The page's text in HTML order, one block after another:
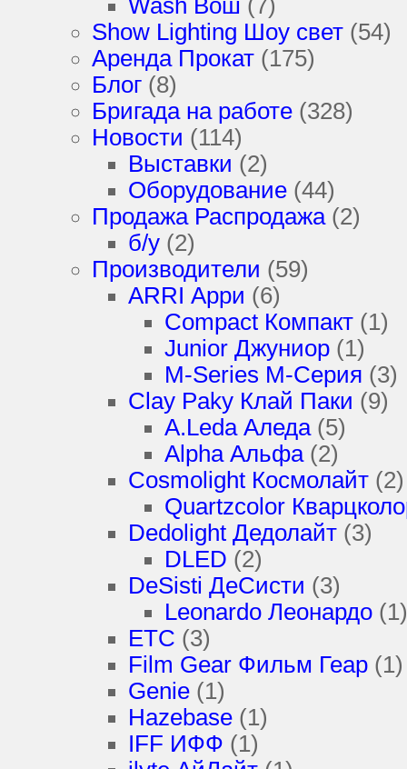
Wash Вош (7)
Show Lighting Шоу свет (54)
Аренда Прокат (175)
Блог (8)
Бригада на работе (328)
Новости (114)
Выставки (2)
Оборудование (44)
Продажа Распродажа(2)
б/у (2)
Производители (59)
ARRI Арри (6)
Compact Компакт (1)
Junior Джуниор (1)
M-Series М-Серия (3)
Clay Paky Клай Паки (9)
A.Leda Аледа(5)
Alpha Альфа(2)
Cosmolight Космолайт (2)
Quartzcolor
Dedolight Дедолайт (3)
DLED (2)
DeSisti ДеСисти (3)
Leonardo Леонардо (1)
ETC (3)
Film Gear Фильм Геар (1)
Genie (1)
Hazebase (1)
IFF ИФФ (1)